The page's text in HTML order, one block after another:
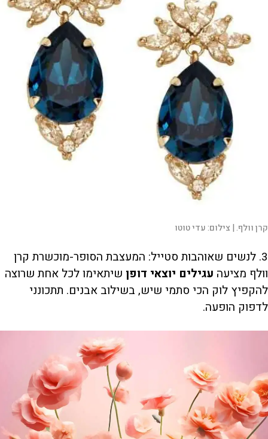
קרן וולף. | צילום:עדי טוטו
3. לנשים שאוהבות סטייל: המעצבת הסופר-מוכשרת קרן
וולף מציעה עגילים יוצאי דופן שיתאימו לכל אחת שרוצה
להקפיץ לוק הכי סתמי שיש, בשילוב אבנים. תתכונני
לדפוק הופעה.